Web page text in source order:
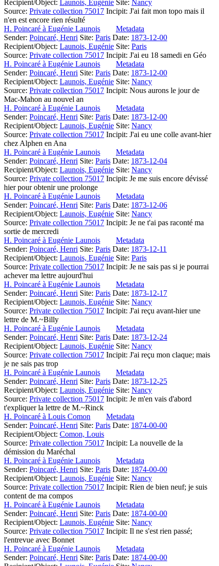
Recipient/Object: Launois, Eugénie Site: Nancy
Source: Private collection 75017 Incipit: J'ai fait mon topo mais il
n'en est encore rien résulté
H. Poincaré à Eugénie Launois
Metadata
Sender: Poincaré, Henri Site: Paris Date: 1873-12-00
Recipient/Object: Launois, Eugénie Site: Paris
Source: Private collection 75017 Incipit: J'ai eu 18 samedi en Géo
H. Poincaré à Eugénie Launois
Metadata
Sender: Poincaré, Henri Site: Paris Date: 1873-12-00
Recipient/Object: Launois, Eugénie Site: Nancy
Source: Private collection 75017 Incipit: Nous aurons le jour de
Mac-Mahon au nouvel an
H. Poincaré à Eugénie Launois
Metadata
Sender: Poincaré, Henri Site: Paris Date: 1873-12-00
Recipient/Object: Launois, Eugénie Site: Nancy
Source: Private collection 75017 Incipit: J'ai eu une colle avant-hier
chez Alphen en Ana
H. Poincaré à Eugénie Launois
Metadata
Sender: Poincaré, Henri Site: Paris Date: 1873-12-04
Recipient/Object: Launois, Eugénie Site: Nancy
Source: Private collection 75017 Incipit: Je me suis encore dévissé
hier pour obtenir une prolonge
H. Poincaré à Eugénie Launois
Metadata
Sender: Poincaré, Henri Site: Paris Date: 1873-12-06
Recipient/Object: Launois, Eugénie Site: Nancy
Source: Private collection 75017 Incipit: Je ne t'ai pas raconté ma
sortie de mercredi
H. Poincaré à Eugénie Launois
Metadata
Sender: Poincaré, Henri Site: Paris Date: 1873-12-11
Recipient/Object: Launois, Eugénie Site: Paris
Source: Private collection 75017 Incipit: Je ne sais pas si je pourrai
achever ma lettre aujourd'hui
H. Poincaré à Eugénie Launois
Metadata
Sender: Poincaré, Henri Site: Paris Date: 1873-12-17
Recipient/Object: Launois, Eugénie Site: Nancy
Source: Private collection 75017 Incipit: J'ai reçu avant-hier une
lettre de M.~Billy
H. Poincaré à Eugénie Launois
Metadata
Sender: Poincaré, Henri Site: Paris Date: 1873-12-24
Recipient/Object: Launois, Eugénie Site: Nancy
Source: Private collection 75017 Incipit: J'ai reçu mon claque; mais
je ne sais pas trop
H. Poincaré à Eugénie Launois
Metadata
Sender: Poincaré, Henri Site: Paris Date: 1873-12-25
Recipient/Object: Launois, Eugénie Site: Nancy
Source: Private collection 75017 Incipit: Je m'en vais d'abord
t'expliquer la lettre de M.~Rinck
H. Poincaré à Louis Comon
Metadata
Sender: Poincaré, Henri Site: Paris Date: 1874-00-00
Recipient/Object: Comon, Louis
Source: Private collection 75017 Incipit: La nouvelle de la
démission du Maréchal
H. Poincaré à Eugénie Launois
Metadata
Sender: Poincaré, Henri Site: Paris Date: 1874-00-00
Recipient/Object: Launois, Eugénie Site: Nancy
Source: Private collection 75017 Incipit: Rien de bien neuf; je suis
content de ma compos
H. Poincaré à Eugénie Launois
Metadata
Sender: Poincaré, Henri Site: Paris Date: 1874-00-00
Recipient/Object: Launois, Eugénie Site: Nancy
Source: Private collection 75017 Incipit: Il ne s'est rien passé;
l'entrevue avec Bonnet
H. Poincaré à Eugénie Launois
Metadata
Sender: Poincaré, Henri Site: Paris Date: 1874-00-00